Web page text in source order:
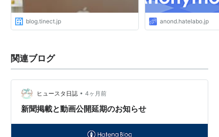
blog.tinect.jp anond.hatelabo.jp
関連ブログ
ヒュースタ日誌 • 4ヶ月前
新聞掲載と動画公開延期のお知らせ